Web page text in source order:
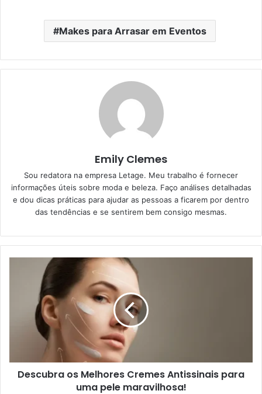
Makes para Arrasar em Eventos
Emily Clemes
Sou redatora na empresa Letage. Meu trabalho é fornecer
informações úteis sobre moda e beleza. Faço análises detalhadas
e dou dicas práticas para ajudar as pessoas a ficarem por dentro
das tendências e se sentirem bem consigo mesmas.
Descubra os Melhores Cremes Antissinais para
uma pele maravilhosa!